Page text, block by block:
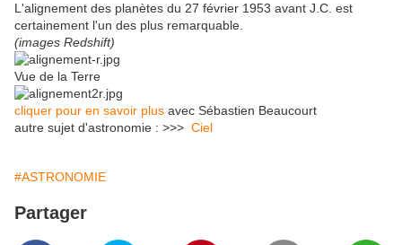
L'alignement des planètes du 27 février 1953 avant J.C. est
certainement l'un des plus remarquable.
(images Redshift)
Vue de la Terre
cliquer pour en savoir plus avec Sébastien Beaucourt
autre sujet d'astronomie : >>> Ciel
#ASTRONOMIE
Partager